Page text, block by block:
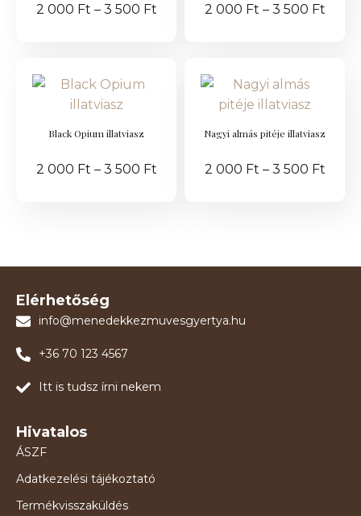
2 000 Ft – 3 500 Ft 2 000 Ft – 3 500 Ft
Black Opium illatviasz
2 000 Ft – 3 500 Ft
Nagyi almás pitéje illatviasz
2 000 Ft – 3 500 Ft
Elérhetőség
info@menedekkezmuvesgyertya.hu
+36 70 123 4567
Itt is tudsz írni nekem
Hivatalos
ÁSZF
Adatkezelési tájékoztató
Termékvisszaküldés